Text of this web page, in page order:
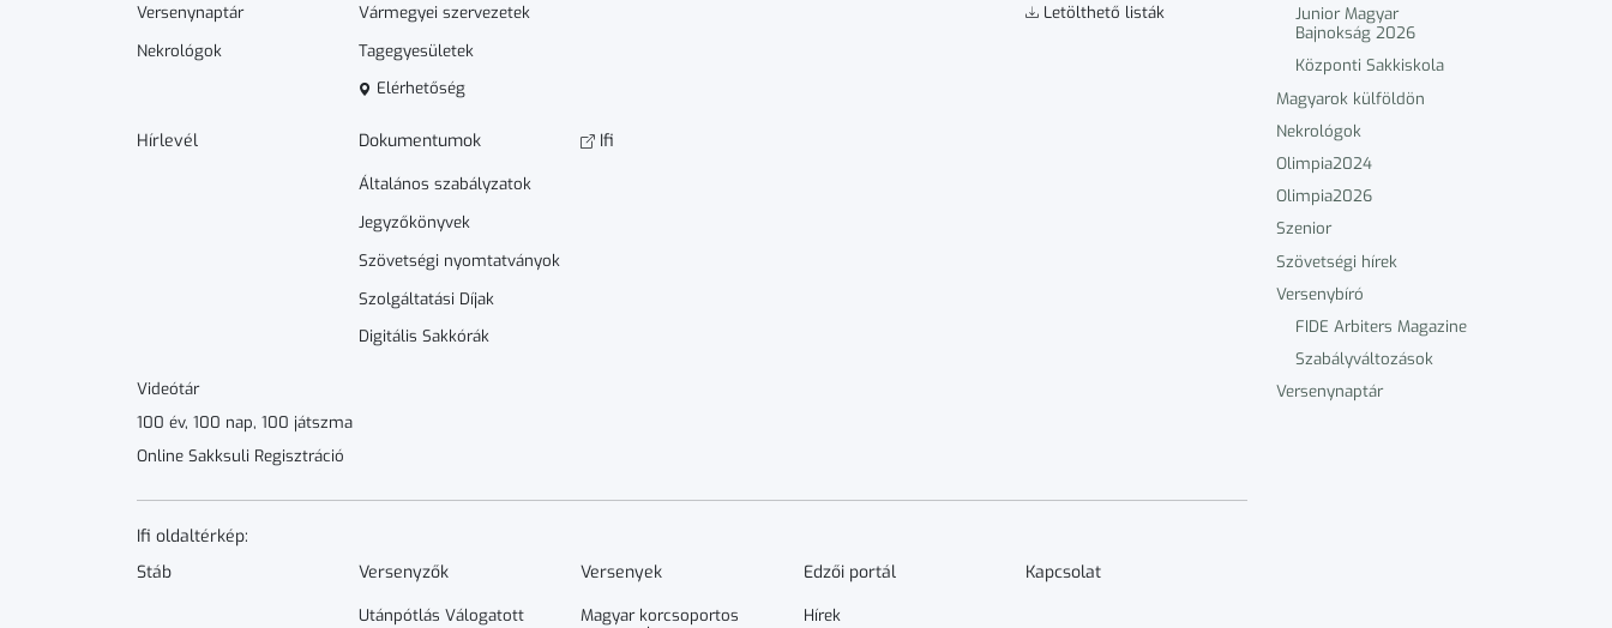
Versenynaptár
Nekrológok
Vármegyei szervezetek
Tagegyesületek
Elérhetőség
Letölthető listák
Hírlevél Dokumen­­tumok
Általános szabályzatok
Jegyzőkönyvek
Szövetségi nyomtatványok
Szolgáltatási Díjak
Digitális Sakkórák
Ifi
Videótár
100 év, 100 nap, 100 játszma
Online Sakksuli Regisztráció
Ifi oldaltérkép:
Stáb
Versenyzők
Utánpótlás Válogatott
Versenyek
Magyar korcsoportos
Edzői portál
Hírek
Kapcsolat
Junior Magyar
Bajnokság 2026
Központi Sakkiskola
Magyarok külföldön
Nekrológok
Olimpia2024
Olimpia2026
Szenior
Szövetségi hírek
Versenybíró
FIDE Arbiters Magazine
Szabályváltozások
Versenynaptár